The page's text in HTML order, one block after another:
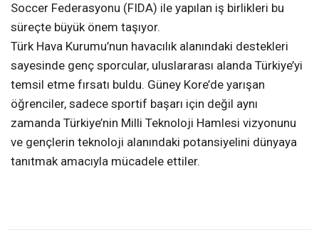
Soccer Federasyonu (FIDA) ile yapılan iş birlikleri bu
süreçte büyük önem taşıyor.
Türk Hava Kurumu’nun havacılık alanındaki destekleri
sayesinde genç sporcular, uluslararası alanda Türkiye’yi
temsil etme fırsatı buldu. Güney Kore’de yarışan
öğrenciler, sadece sportif başarı için değil aynı
zamanda Türkiye’nin Milli Teknoloji Hamlesi vizyonunu
ve gençlerin teknoloji alanındaki potansiyelini dünyaya
tanıtmak amacıyla mücadele ettiler.